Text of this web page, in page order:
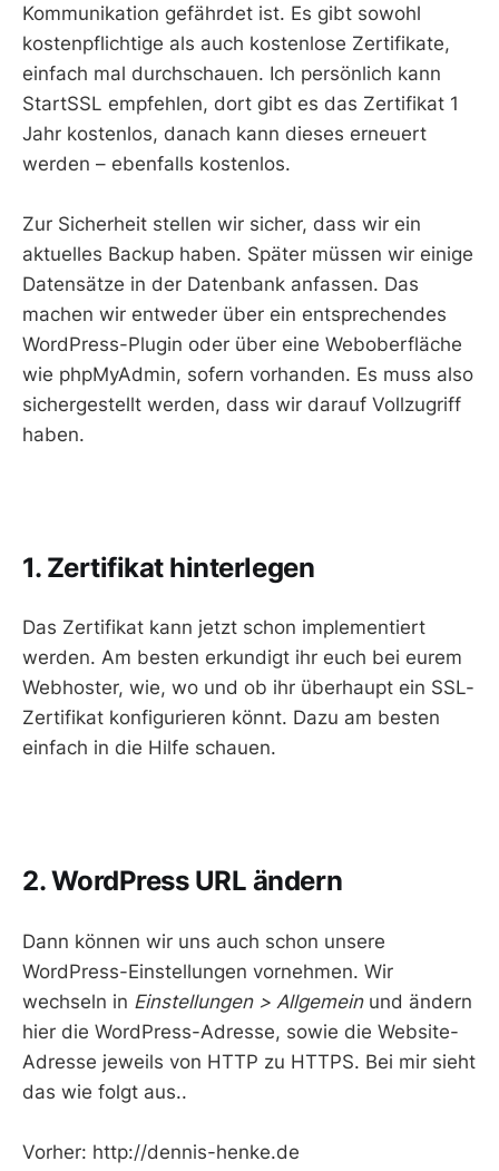
Kommunikation gefährdet ist. Es gibt sowohl
kostenpflichtige als auch kostenlose Zertifikate,
einfach mal durchschauen. Ich persönlich kann
StartSSL empfehlen, dort gibt es das Zertifikat 1
Jahr kostenlos, danach kann dieses erneuert
werden – ebenfalls kostenlos.
Zur Sicherheit stellen wir sicher, dass wir ein
aktuelles Backup haben. Später müssen wir einige
Datensätze in der Datenbank anfassen. Das
machen wir entweder über ein entsprechendes
WordPress-Plugin oder über eine Weboberfläche
wie phpMyAdmin, sofern vorhanden. Es muss also
sichergestellt werden, dass wir darauf Vollzugriff
haben.
1. Zertifikat hinterlegen
Das Zertifikat kann jetzt schon implementiert
werden. Am besten erkundigt ihr euch bei eurem
Webhoster, wie, wo und ob ihr überhaupt ein SSL-
Zertifikat konfigurieren könnt. Dazu am besten
einfach in die Hilfe schauen.
2. WordPress URL ändern
Dann können wir uns auch schon unsere
WordPress-Einstellungen vornehmen. Wir
wechseln in Einstellungen > Allgemein und ändern
hier die WordPress-Adresse, sowie die Website-
Adresse jeweils von HTTP zu HTTPS. Bei mir sieht
das wie folgt aus..
Vorher: http://dennis-henke.de